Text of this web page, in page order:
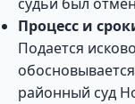
Процесс и
Подается
районный суд